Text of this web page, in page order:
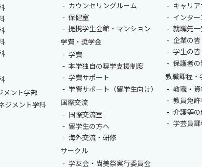
企業・一般の方
総合認証基盤システム（要ロ
メント学部
ジメント学科
カウンセリングルーム
保健室
提携学生会館・マンション
学費・奨学金
学費
本学独自の奨学支援制度
学費サポート
学費サポート（留学生向け）
国際交流
国際交流室
留学生の方へ
海外交流・研修
サークル
学友会・尚美祭実行委員会
キャリ
インタ
就職先
企業の
学生の
保護者
教職課程・
教職・
教員免
介護等
学芸員課